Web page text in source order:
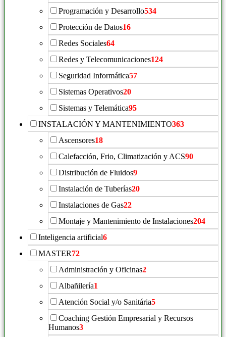
Programación y Desarrollo534
Protección de Datos16
Redes Sociales64
Redes y Telecomunicaciones124
Seguridad Informática57
Sistemas Operativos20
Sistemas y Telemática95
INSTALACIÓN Y MANTENIMIENTO363
Ascensores18
Calefacción, Frio, Climatización y ACS90
Distribución de Fluidos9
Instalación de Tuberías20
Instalaciones de Gas22
Montaje y Mantenimiento de Instalaciones204
Inteligencia artificial6
MASTER72
Administración y Oficinas2
Albañilería1
Atención Social y/o Sanitária5
Coaching Gestión Empresarial y Recursos
Humanos3